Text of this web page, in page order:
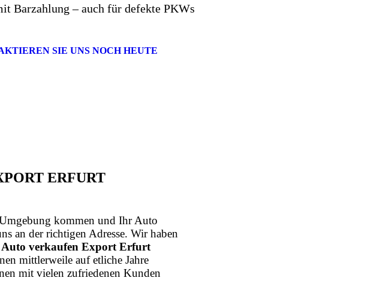
Barzahlung – auch für defekte PKWs
SIE UNS NOCH HEUTE
ERFURT
kommen und Ihr Auto
an der richtigen Adresse. Wir haben
Auto verkaufen Export Erfurt
mittlerweile auf etliche Jahre
mit vielen zufriedenen Kunden